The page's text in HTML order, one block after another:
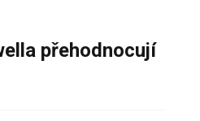
přehodnocují